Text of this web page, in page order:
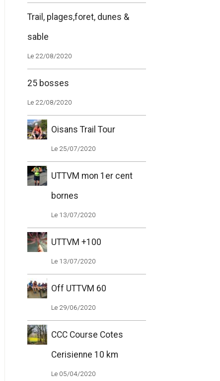
Trail, plages,foret, dunes &
sable
Le 22/08/2020
25 bosses
Le 22/08/2020
Oisans Trail Tour
Le 25/07/2020
UTTVM mon 1er cent
bornes
Le 13/07/2020
UTTVM +100
Le 13/07/2020
Off UTTVM 60
Le 29/06/2020
CCC Course Cotes
Cerisienne 10 km
Le 05/04/2020